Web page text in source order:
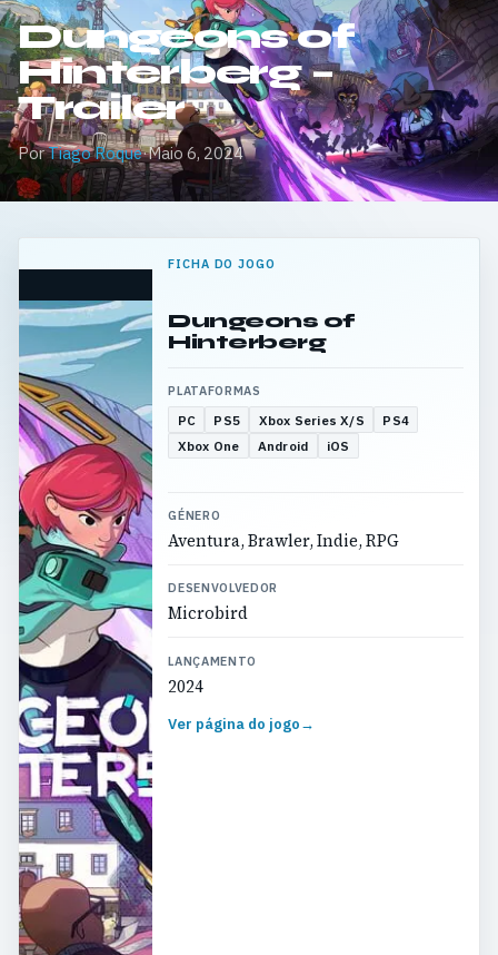
Dungeons of
Hinterberg –
Trailer
PorTiago Roque·Maio 6, 2024
FICHA DO JOGO
Dungeons of
Hinterberg
PLATAFORMAS
PC PS5 Xbox Series X/S
PS4
Xbox One
Android iOS
GÉNERO
Aventura, Brawler, Indie, RPG
DESENVOLVEDOR
Microbird
LANÇAMENTO
2024
Ver página do jogo→